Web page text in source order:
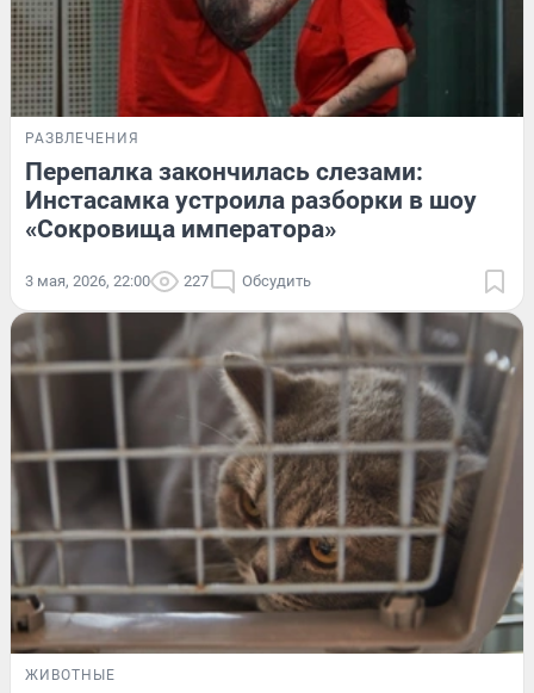
РАЗВЛЕЧЕНИЯ
Перепалка закончилась слезами:
Инстасамка устроила разборки в шоу
«Сокровища императора»
3 мая, 2026, 22:00 227 Обсудить
ЖИВОТНЫЕ